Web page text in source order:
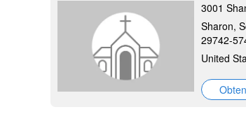
3001
Sharon,
29742-
United